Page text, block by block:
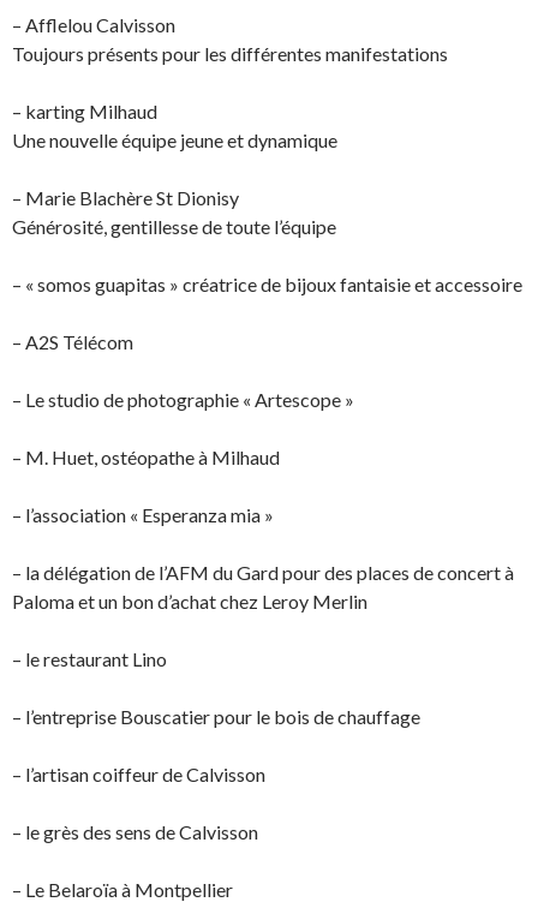
– Afflelou Calvisson
Toujours présents pour les différentes manifestations
– karting Milhaud
Une nouvelle équipe jeune et dynamique
– Marie Blachère St Dionisy
Générosité, gentillesse de toute l’équipe
– « somos guapitas » créatrice de bijoux fantaisie et accessoire
– A2S Télécom
– Le studio de photographie « Artescope »
– M. Huet, ostéopathe à Milhaud
– l’association « Esperanza mia »
– la délégation de l’AFM du Gard pour des places de concert à
Paloma et un bon d’achat chez Leroy Merlin
– le restaurant Lino
– l’entreprise Bouscatier pour le bois de chauffage
– l’artisan coiffeur de Calvisson
– le grès des sens de Calvisson
– Le Belaroïa à Montpellier